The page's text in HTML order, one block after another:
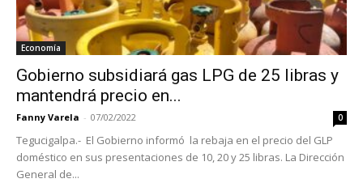
Economía
Gobierno subsidiará gas LPG de 25 libras y
mantendrá precio en...
Fanny Varela - 07/02/2022 0
Tegucigalpa.- El Gobierno informó la rebaja en el precio del GLP
doméstico en sus presentaciones de 10, 20 y 25 libras. La Dirección
General de...